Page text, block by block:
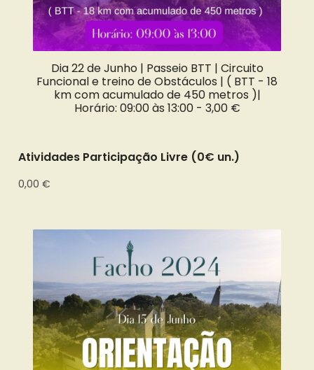
Dia 22 de Junho | Passeio BTT | Circuito
Funcional e treino de Obstáculos | ( BTT - 18
km com acumulado de 450 metros )|
Horário: 09:00 às 13:00 - 3,00 €
Atividades Participação Livre (0€ un.)
0,00 €